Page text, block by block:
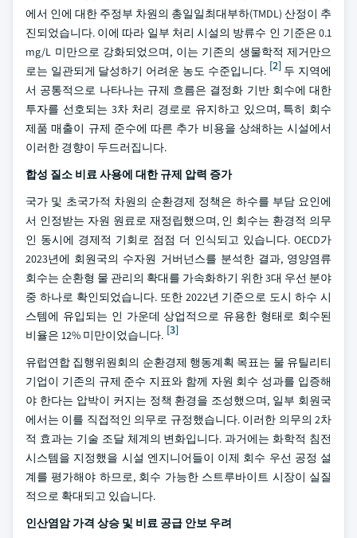
에서 인에 대한 주정부 차원의 총일일최대부하(TMDL) 산정이 추
진되었습니다. 이에 따라 일부 처리 시설의 방류수 인 기준은 0.1
mg/L 미만으로 강화되었으며, 이는 기존의 생물학적 제거만으
로는 일관되게 달성하기 어려운 농도 수준입니다. [2]두 지역에
서 공통적으로 나타나는 규제 흐름은 결정화 기반 회수에 대한
투자를 선호되는 3차 처리 경로로 유지하고 있으며, 특히 회수
제품 매출이 규제 준수에 따른 추가 비용을 상쇄하는 시설에서
이러한 경향이 두드러집니다.
합성 질소 비료 사용에 대한 규제 압력 증가
국가 및 초국가적 차원의 순환경제 정책은 하수를 부담 요인에
서 인정받는 자원 원료로 재정립했으며, 인 회수는 환경적 의무
인 동시에 경제적 기회로 점점 더 인식되고 있습니다. OECD가
2023년에 회원국의 수자원 거버넌스를 분석한 결과, 영양염류
회수는 순환형 물 관리의 확대를 가속화하기 위한 3대 우선 분야
중 하나로 확인되었습니다. 또한 2022년 기준으로 도시 하수 시
스템에 유입되는 인 가운데 상업적으로 유용한 형태로 회수된
비율은 12% 미만이었습니다. [3]
유럽연합 집행위원회의 순환경제 행동계획 목표는 물 유틸리티
기업이 기존의 규제 준수 지표와 함께 자원 회수 성과를 입증해
야 한다는 압박이 커지는 정책 환경을 조성했으며, 일부 회원국
에서는 이를 직접적인 의무로 규정했습니다. 이러한 의무의 2차
적 효과는 기술 조달 체계의 변화입니다. 과거에는 화학적 침전
시스템을 지정했을 시설 엔지니어들이 이제 회수 우선 공정 설
계를 평가해야 하므로, 회수 가능한 스트루바이트 시장이 실질
적으로 확대되고 있습니다.
인산염암 가격 상승 및 비료 공급 안보 우려